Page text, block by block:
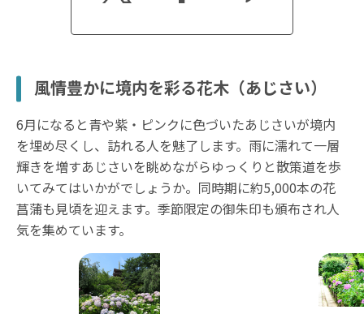
風情豊かに境内を彩る花木（あじさい）
6月になると青や紫・ピンクに色づいたあじさいが境内
を埋め尽くし、訪れる人を魅了します。雨に濡れて一層
輝きを増すあじさいを眺めながらゆっくりと散策道を歩
いてみてはいかがでしょうか。同時期に約5,000本の花
菖蒲も見頃を迎えます。季節限定の御朱印も頒布され人
気を集めています。